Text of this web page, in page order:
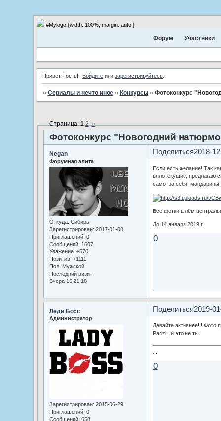
#Mylogo {width: 100%; margin: auto;}
Форум Участники
Привет, Гость! Войдите или зарегистрируйтесь
» Сериалы и нечто иное » Конкурсы » Фотоконкурс
Фотоконкурс "Новогодний
Страница:1 2 »
Поделиться2018-
Negan
Форумная элита
Откуда: Сибирь
Зарегистрирован: 2017-01-08
Приглашений: 0
Сообщений: 1607
Уважение: +570
Позитив: +1111
Пол: Мужской
Последний визит:
Вчера 16:21:18
Если есть желание! Так
вялотекущие, предлагаю
само за себя, мандарины,
Все фотки шлём
До 14 января 2019 г.
0
Поделиться2019-
Леди Босс
Администратор
Зарегистрирован: 2015-06-29
Приглашений: 0
Сообщений: 658
Давайте активнее!!! Фото
Parizi, и это не ты.
0